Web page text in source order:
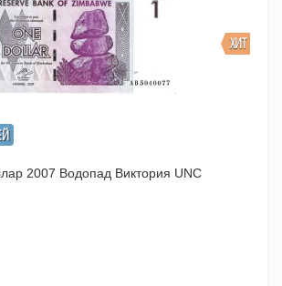
ХИТ
2007 Водопад Виктория UNC